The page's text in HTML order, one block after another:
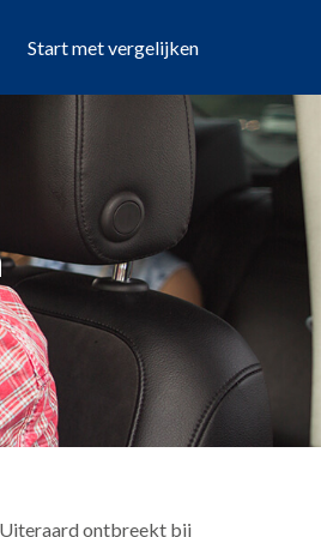
Start met vergelijken
Uiteraard ontbreekt bij